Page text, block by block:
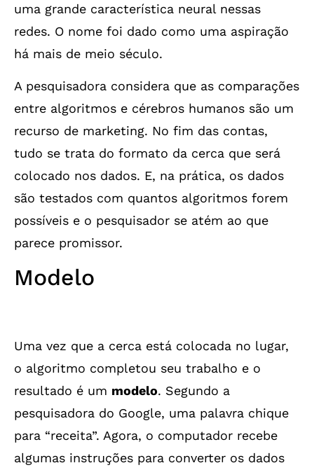
uma grande característica neural nessas
redes. O nome foi dado como uma aspiração
há mais de meio século.
A pesquisadora considera que as comparações
entre algoritmos e cérebros humanos são um
recurso de marketing. No fim das contas,
tudo se trata do formato da cerca que será
colocado nos dados. E, na prática, os dados
são testados com quantos algoritmos forem
possíveis e o pesquisador se atém ao que
parece promissor.
Modelo
Uma vez que a cerca está colocada no lugar,
o algoritmo completou seu trabalho e o
resultado é um modelo. Segundo a
pesquisadora do Google, uma palavra chique
para “receita”. Agora, o computador recebe
algumas instruções para converter os dados